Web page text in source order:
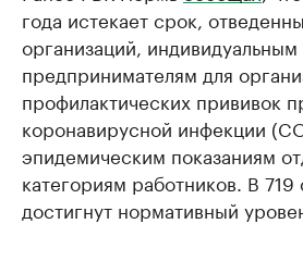
года истекает срок,
организаций, индивидуальным
предпринимателям для
профилактических прививок
коронавирусной инфекции
эпидемическим показаниям
категориям работников. В 719
достигнут нормативный